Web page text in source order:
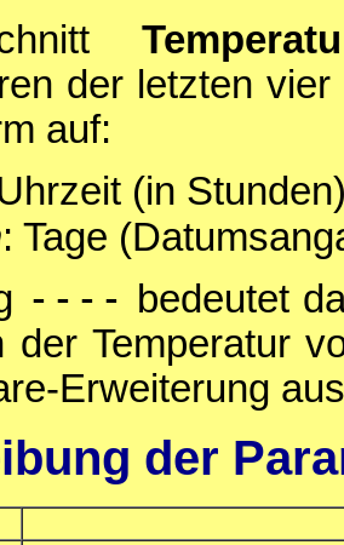
der letzten
auf:
(in
: Tage
---- bedeutet
der Temperatur
Erweiterung
der